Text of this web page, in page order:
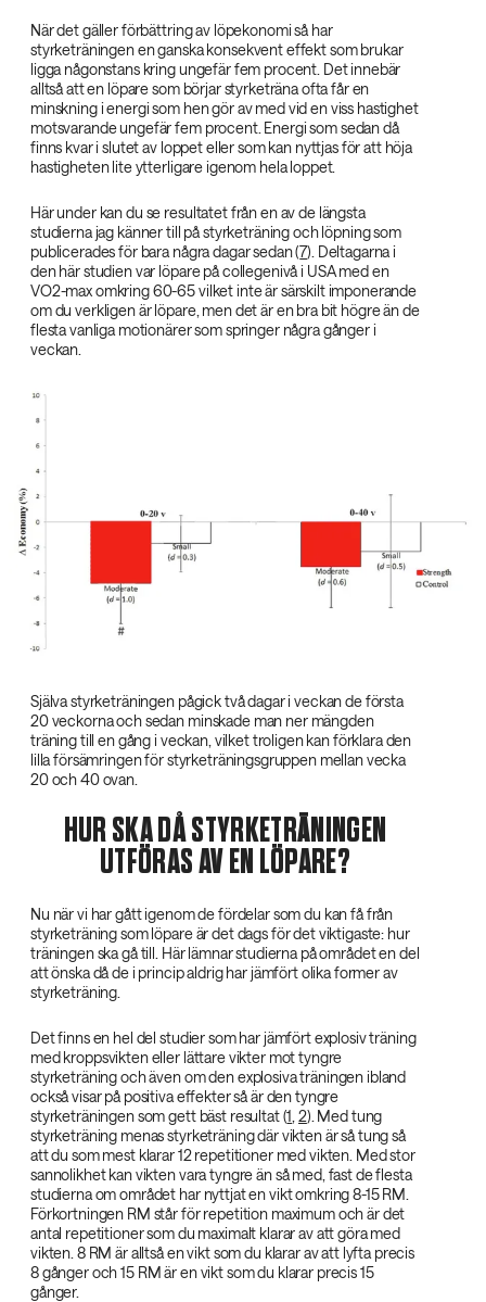
När det gäller förbättring av löpekonomi så har
styrketräningen en ganska konsekvent effekt som brukar
ligga någonstans kring ungefär fem procent. Det innebär
alltså att en löpare som börjar styrketräna ofta får en
minskning i energi som hen gör av med vid en viss hastighet
motsvarande ungefär fem procent. Energi som sedan då
finns kvar i slutet av loppet eller som kan nyttjas för att höja
hastigheten lite ytterligare igenom hela loppet.
Här under kan du se resultatet från en av de längsta
studierna jag känner till på styrketräning och löpning som
publicerades för bara några dagar sedan (7). Deltagarna i
den här studien var löpare på collegenivå i USA med en
VO2-max omkring 60-65 vilket inte är särskilt imponerande
om du verkligen är löpare, men det är en bra bit högre än de
flesta vanliga motionärer som springer några gånger i
veckan.
Själva styrketräningen pågick två dagar i veckan de första
20 veckorna och sedan minskade man ner mängden
träning till en gång i veckan, vilket troligen kan förklara den
lilla försämringen för styrketräningsgruppen mellan vecka
20 och 40 ovan.
HUR SKA DÅ STYRKETRÄNINGEN
UTFÖRAS AV EN LÖPARE?
Nu när vi har gått igenom de fördelar som du kan få från
styrketräning som löpare är det dags för det viktigaste: hur
träningen ska gå till. Här lämnar studierna på området en del
att önska då de i princip aldrig har jämfört olika former av
styrketräning.
Det finns en hel del studier som har jämfört explosiv träning
med kroppsvikten eller lättare vikter mot tyngre
styrketräning och även om den explosiva träningen ibland
också visar på positiva effekter så är den tyngre
styrketräningen som gett bäst resultat (1 ,2). Med tung
styrketräning menas styrketräning där vikten är så tung så
att du som mest klarar 12 repetitioner med vikten. Med stor
sannolikhet kan vikten vara tyngre än så med, fast de flesta
studierna om området har nyttjat en vikt omkring 8-15 RM.
Förkortningen RM står för repetition maximum och är det
antal repetitioner som du maximalt klarar av att göra med
vikten. 8 RM är alltså en vikt som du klarar av att lyfta precis
8 gånger och 15 RM är en vikt som du klarar precis 15
gånger.